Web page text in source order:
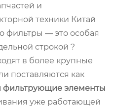
и
техники Китай
фильтры — это особая
строкой ?
в более крупные
поставляются как
фильтрующие элементы
уже работающей